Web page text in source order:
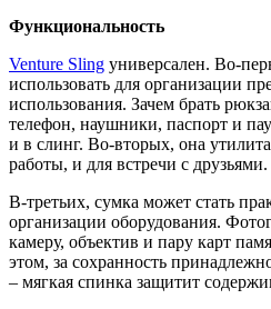
Функциональность
Venture Sling универсален. Во-
использовать для организации
использования. Зачем брать
телефон, наушники, паспорт и
и в слинг. Во-вторых, она
работы, и для встречи с друзьями.
В-третьих, сумка может стать
организации оборудования.
камеру, объектив и пару карт
этом, за сохранность
– мягкая спинка защитит